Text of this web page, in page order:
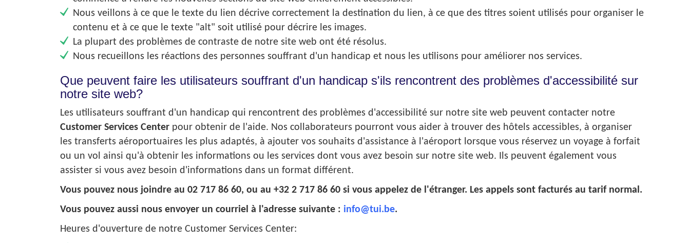
Nous veillons à ce que le texte du lien décrive correctement la destination du lien, à ce que des titres soient utilisés pour organiser le
contenu et à ce que le texte "alt" soit utilisé pour décrire les images.
La plupart des problèmes de contraste de notre site web ont été résolus.
Nous recueillons les réactions des personnes souffrant d'un handicap et nous les utilisons pour améliorer nos services.
Que peuvent faire les utilisateurs souffrant d'un handicap s'ils rencontrent des problèmes d'accessibilité sur
notre site web?
Les utilisateurs souffrant d'un handicap qui rencontrent des problèmes d'accessibilité sur notre site web peuvent contacter notre
Customer Services Center pour obtenir de l'aide. Nos collaborateurs pourront vous aider à trouver des hôtels accessibles, à organiser
les transferts aéroportuaires les plus adaptés, à ajouter vos souhaits d'assistance à l'aéroport lorsque vous réservez un voyage à forfait
ou un vol ainsi qu'à obtenir les informations ou les services dont vous avez besoin sur notre site web. Ils peuvent également vous
assister si vous avez besoin d'informations dans un format différent.
Vous pouvez nous joindre au 02 717 86 60, ou au +32 2 717 86 60 si vous appelez de l'étranger. Les appels sont facturés au tarif normal.
Vous pouvez aussi nous envoyer un courriel à l'adresse suivante : info@tui.be.
Heures d'ouverture de notre Customer Services Center: